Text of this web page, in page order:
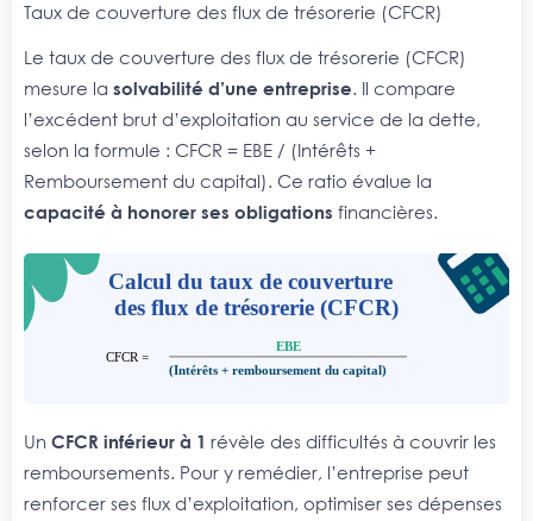
Taux de couverture des flux de trésorerie (CFCR)
Le taux de couverture des flux de trésorerie (CFCR)
mesure la solvabilité d’une entreprise. Il compare
l’excédent brut d’exploitation au service de la dette,
selon la formule : CFCR = EBE / (Intérêts +
Remboursement du capital). Ce ratio évalue la
capacité à honorer ses obligations financières.
Un CFCR inférieur à 1 révèle des difficultés à couvrir les
remboursements. Pour y remédier, l’entreprise peut
renforcer ses flux d’exploitation, optimiser ses dépenses